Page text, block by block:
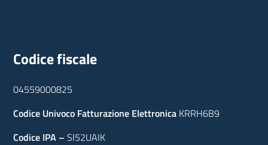
Codice fiscale
04559000825
Codice Univoco Fatturazione Elettronica KRRH6B9
Codice IPA – SI52UAIK